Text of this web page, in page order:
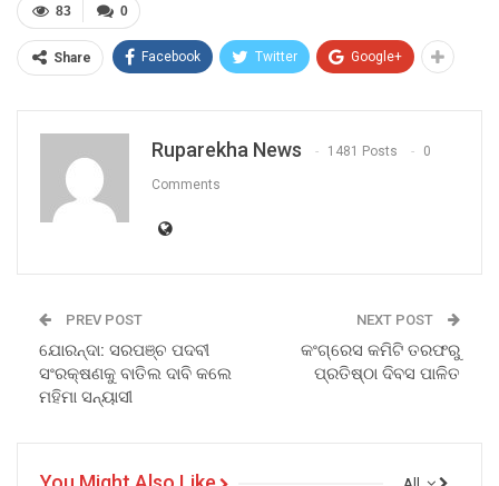
0
83
Share Facebook Twitter Google+
Ruparekha News 1481 Posts 0
Comments
PREV POST
ଯୋରନ୍ଦା: ସରପଞ୍ଚ ପଦବୀ
ସଂରକ୍ଷଣକୁ ବାତିଲ ଦାବି କଲେ
ମହିମା ସନ୍ୟାସୀ
NEXT POST
କଂଗ୍ରେସ କମିଟି ତରଫରୁ
ପ୍ରତିଷ୍ଠା ଦିବସ ପାଳିତ